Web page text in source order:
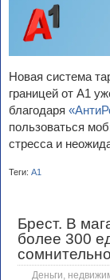
Новая система
границей от А1
благодаря
пользоваться
стресса и
Теги: А1
Брест. В
более 300
Деньги,